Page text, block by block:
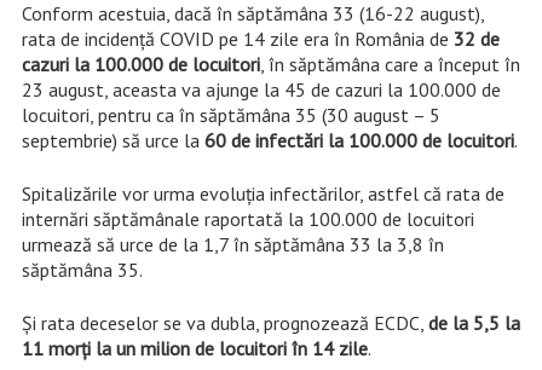
Conform acestuia, dacă în săptămâna 33 (16-22 august),
rata de incidență COVID pe 14 zile era în România de 32 de
cazuri la 100.000 de locuitori, în săptămâna care a început în
23 august, aceasta va ajunge la 45 de cazuri la 100.000 de
locuitori, pentru ca în săptămâna 35 (30 august – 5
septembrie) să urce la 60 de infectări la 100.000 de locuitori.
Spitalizările vor urma evoluția infectărilor, astfel că rata de
internări săptămânale raportată la 100.000 de locuitori
urmează să urce de la 1,7 în săptămâna 33 la 3,8 în
săptămâna 35.
Și rata deceselor se va dubla, prognozează ECDC, de la 5,5 la
11 morți la un milion de locuitori în 14 zile.